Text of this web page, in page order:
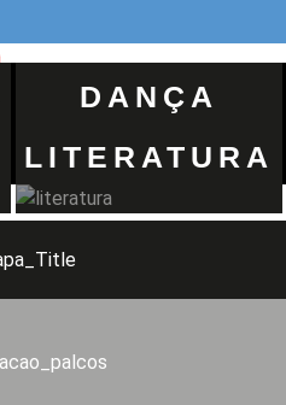
DANÇA
LITERATURA